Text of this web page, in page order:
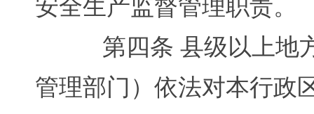
安全生产监督管理职责。
第四条 县级以上地方
管理部门）依法对本行政